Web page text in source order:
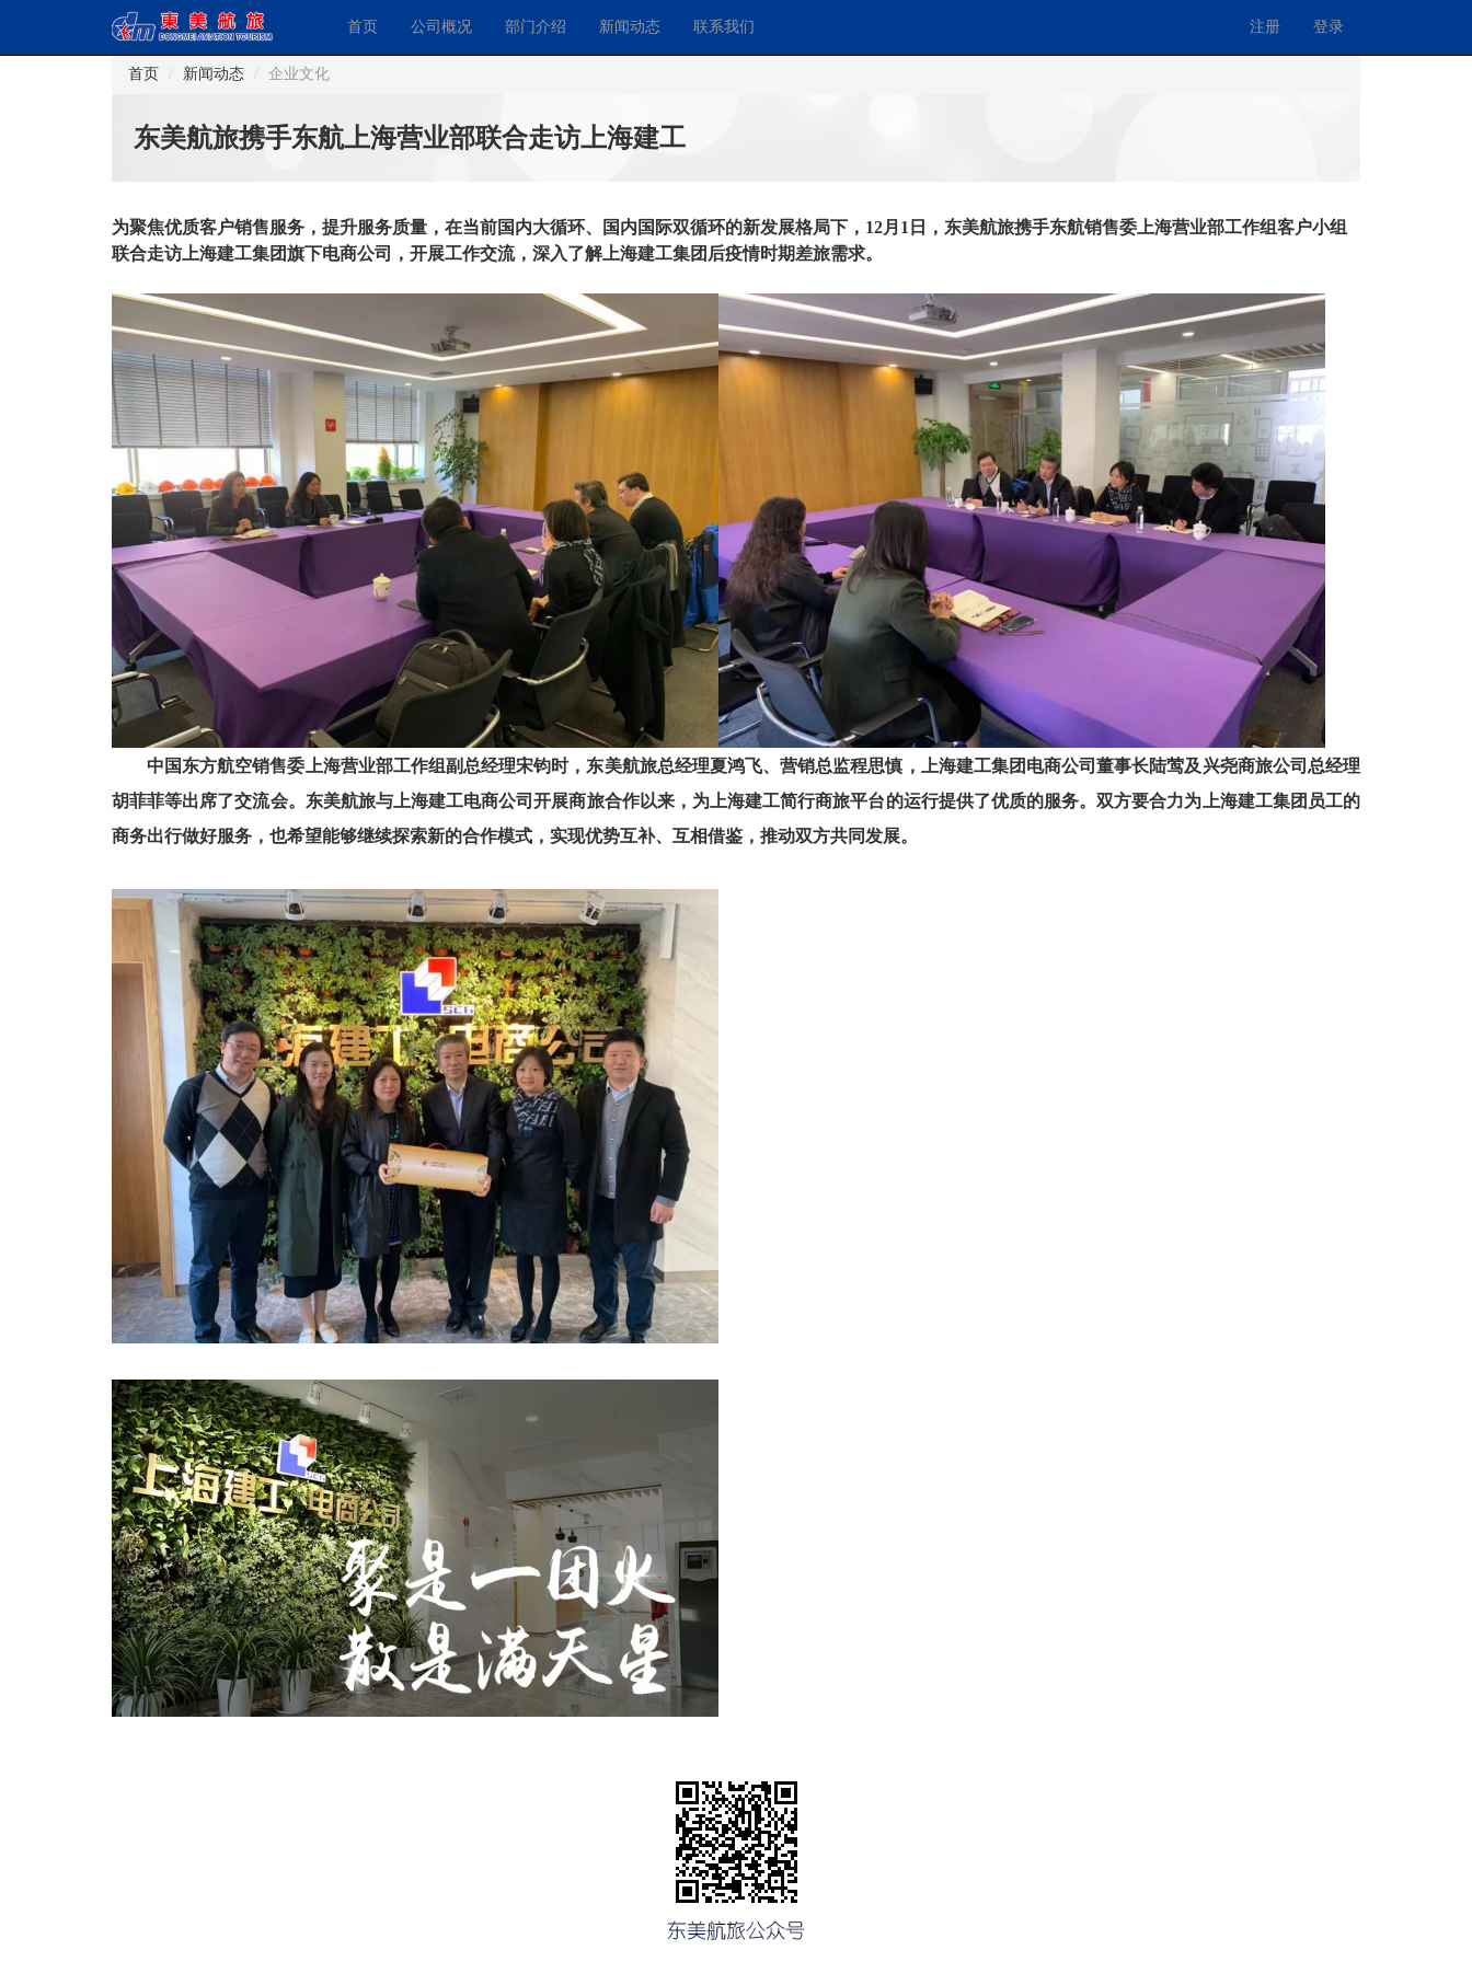
首页 公司概况 部门介绍 新闻动态 联系我们 注册 登录
首页 新闻动态 企业文化
东美航旅携手东航上海营业部联合走访上海建工
为聚焦优质客户销售服务，提升服务质量，在当前国内大循环、国内国际双循环的新发展格局下，12月1日，东美航旅携手东航销售委上海营业部工作组客户小组
联合走访上海建工集团旗下电商公司，开展工作交流，深入了解上海建工集团后疫情时期差旅需求。
中国东方航空销售委上海营业部工作组副总经理宋钧时，东美航旅总经理夏鸿飞、营销总监程思慎，上海建工集团电商公司董事长陆莺及兴尧商旅公司总经理
胡菲菲等出席了交流会。东美航旅与上海建工电商公司开展商旅合作以来，为上海建工简行商旅平台的运行提供了优质的服务。双方要合力为上海建工集团员工的
商务出行做好服务，也希望能够继续探索新的合作模式，实现优势互补、互相借鉴，推动双方共同发展。